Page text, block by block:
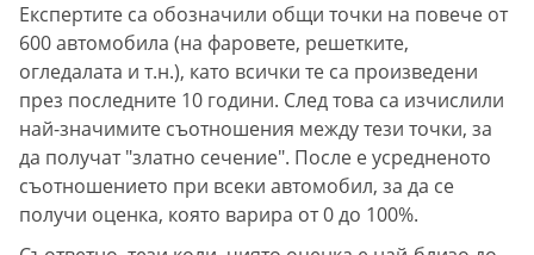
Експертите са обозначили общи точки на повече от
600 автомобила (на фаровете, решетките,
огледалата и т.н.), като всички те са произведени
през последните 10 години. След това са изчислили
най-значимите съотношения между тези точки, за
да получат "златно сечение". После е усредненото
съотношението при всеки автомобил, за да се
получи оценка, която варира от 0 до 100%.